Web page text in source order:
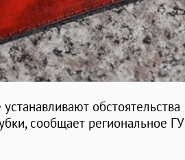
обстоятельства
сообщает региональное ГУ